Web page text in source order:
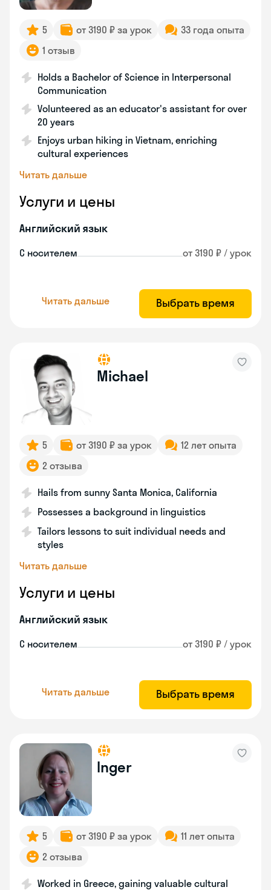
5 от 3190 ₽ за урок
33 года опыта
1 отзыв
Holds a Bachelor of Science in Interpersonal
Communication
Volunteered as an educator's assistant for over
20 years
Enjoys urban hiking in Vietnam, enriching
cultural experiences
Читать дальше
Услуги и цены
Английский язык
С носителем от 3190 ₽ / урок
Читать дальше Выбрать время
Michael
5 от 3190 ₽ за урок
12 лет опыта
2 отзыва
Hails from sunny Santa Monica, California
Possesses a background in linguistics
Tailors lessons to suit individual needs and
styles
Читать дальше
Услуги и цены
Английский язык
С носителем от 3190 ₽ / урок
Читать дальше Выбрать время
Inger
5 от 3190 ₽ за урок
11 лет опыта
2 отзыва
Worked in Greece, gaining valuable cultural